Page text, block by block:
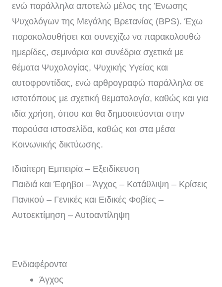
ενώ παράλληλα αποτελώ μέλος της Ένωσης
Ψυχολόγων της Μεγάλης Βρετανίας (BPS). Έχω
παρακολουθήσει και συνεχίζω να παρακολουθώ
ημερίδες, σεμινάρια και συνέδρια σχετικά με
θέματα Ψυχολογίας, Ψυχικής Υγείας και
αυτοφροντίδας, ενώ αρθρογραφώ παράλληλα σε
ιστοτόπους με σχετική θεματολογία, καθώς και για
ιδία χρήση, όπου και θα δημοσιεύονται στην
παρούσα ιστοσελίδα, καθώς και στα μέσα
Κοινωνικής δικτύωσης.
Ιδιαίτερη Εμπειρία – Εξειδίκευση
Παιδιά και Έφηβοι – Άγχος – Κατάθλιψη – Κρίσεις
Πανικού – Γενικές και Ειδικές Φοβίες –
Αυτοεκτίμηση – Αυτοαντίληψη
Ενδιαφέροντα
Άγχος